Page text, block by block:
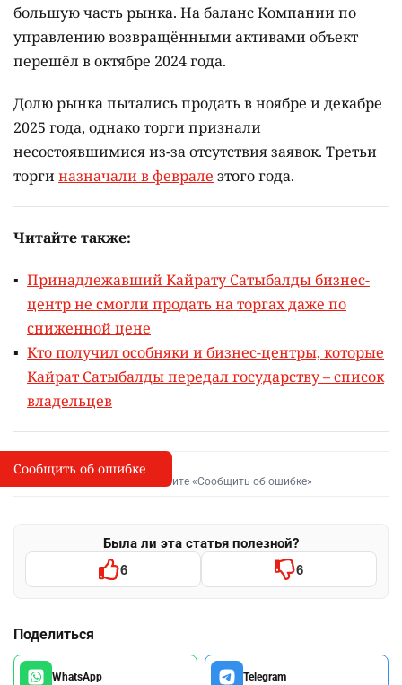
большую часть рынка. На баланс Компании по
управлению возвращёнными активами объект
перешёл в октябре 2024 года.
Долю рынка пытались продать в ноябре и декабре
2025 года, однако торги признали
несостоявшимися из-за отсутствия заявок. Третьи
торгиназначали в феврале этого года.
Читайте также:
Принадлежавший Кайрату Сатыбалды бизнес-
центр не смогли продать на торгах даже по
сниженной цене
Кто получил особняки и бизнес-центры, которые
Кайрат Сатыбалды передал государству – список
владельцев
I
Сообщить об опечатке
Выделите фрагмент и нажмите «Сообщить об ошибке»
Была ли эта статья полезной?
6 6
Поделиться
WhatsApp Telegram
Сообщить об ошибке